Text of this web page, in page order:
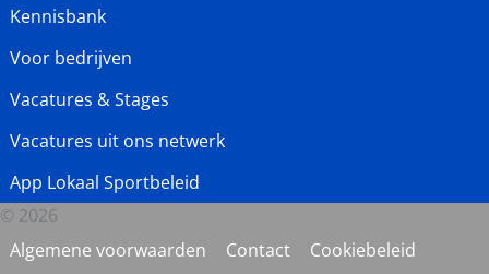
Kennisbank
Voor bedrijven
Vacatures & Stages
Vacatures uit ons netwerk
App Lokaal Sportbeleid
© 2026
Algemene voorwaarden
Contact Cookiebeleid